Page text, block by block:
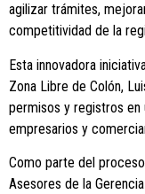
agilizar trámites,
competitividad de la
Esta innovadora
Zona Libre de Colón,
permisos y registros
empresarios y
Como parte del
Asesores de la